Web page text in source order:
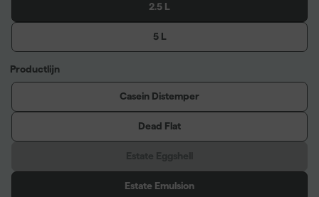
2.5 L
5 L
Productlijn
Casein Distemper
Dead Flat
Estate Emulsion